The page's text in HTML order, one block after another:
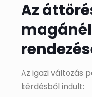
Az
Az igazi változás
kérdésből indult: